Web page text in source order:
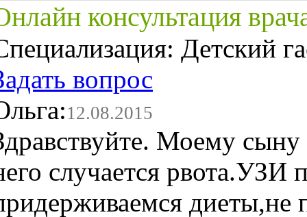
консультация
Детский
вопрос
12.08.2015
Моему
случается
диеты,не